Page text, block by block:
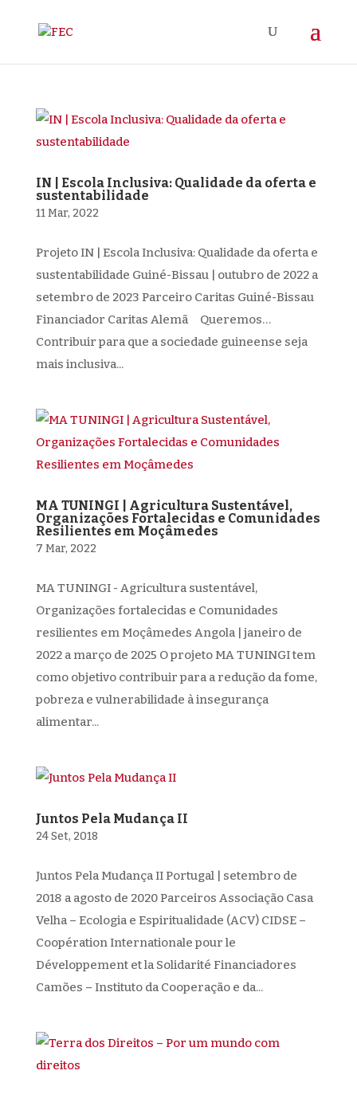
IN | Escola Inclusiva: Qualidade da oferta e
sustentabilidade
11 Mar, 2022
Projeto IN | Escola Inclusiva: Qualidade da oferta e
sustentabilidade Guiné-Bissau | outubro de 2022 a
setembro de 2023 Parceiro Caritas Guiné-Bissau
Financiador Caritas Alemã Queremos…
Contribuir para que a sociedade guineense seja
mais inclusiva...
MA TUNINGI | Agricultura Sustentável,
Organizações Fortalecidas e Comunidades
Resilientes em Moçâmedes
7 Mar, 2022
MA TUNINGI - Agricultura sustentável,
Organizações fortalecidas e Comunidades
resilientes em Moçâmedes Angola | janeiro de
2022 a março de 2025 O projeto MA TUNINGI tem
como objetivo contribuir para a redução da fome,
pobreza e vulnerabilidade à insegurança
alimentar...
Juntos Pela Mudança II
24 Set, 2018
Juntos Pela Mudança II Portugal | setembro de
2018 a agosto de 2020 Parceiros Associação Casa
Velha – Ecologia e Espiritualidade (ACV) CIDSE –
Coopération Internationale pour le
Développement et la Solidarité Financiadores
Camões – Instituto da Cooperação e da...